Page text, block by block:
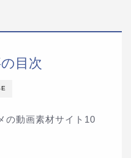
目次
の動画素材サイト10